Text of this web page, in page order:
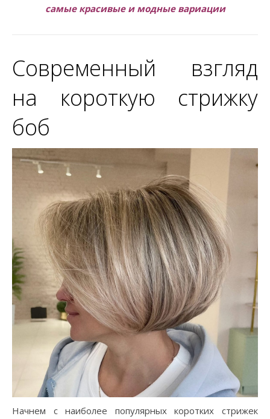
самые красивые и модные вариации
Современный взгляд
на короткую стрижку
боб
Начнем с наиболее популярных коротких стрижек